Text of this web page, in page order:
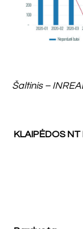
Šaltinis –
KLAIPĖDOS NT